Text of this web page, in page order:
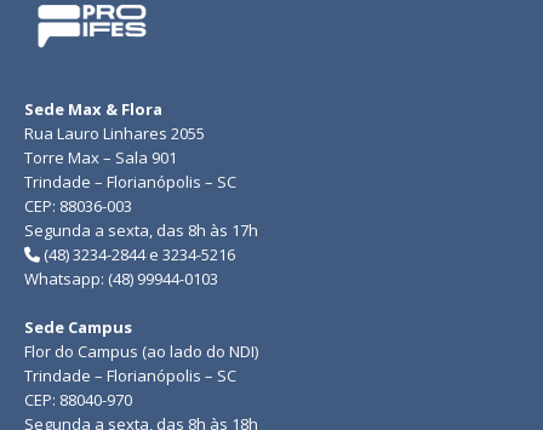
Sede Max & Flora
Rua Lauro Linhares 2055
Torre Max – Sala 901
Trindade – Florianópolis – SC
CEP: 88036-003
Segunda a sexta, das 8h às 17h
(48) 3234-2844 e 3234-5216
Whatsapp: (48) 99944-0103
Sede Campus
Flor do Campus (ao lado do NDI)
Trindade – Florianópolis – SC
CEP: 88040-970
Segunda a sexta, das 8h às 18h